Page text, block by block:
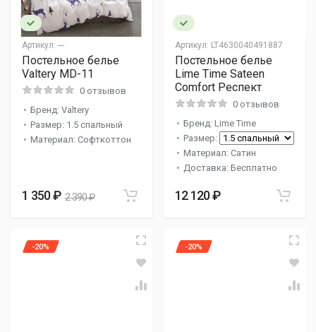
Артикул: ---
Постельное белье
Valtery MD-11
0 отзывов
Бренд: Valtery
Размер: 1.5 спальный
Материал: Софткоттон
1 350 ₽ 2 390 ₽
Артикул: LT4630040491887
Постельное белье
Lime Time Sateen
Comfort Респект
0 отзывов
Бренд: Lime Time
Размер:
Материал: Сатин
Доставка: Бесплатно
12 120 ₽
-20% -20%